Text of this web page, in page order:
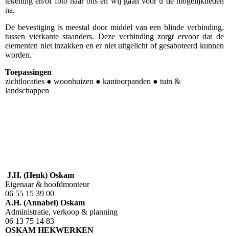
na.
De bevestiging is meestal door middel van een blinde verbinding,
tussen vierkante staanders. Deze verbinding zorgt ervoor dat de
elementen niet inzakken en er niet uitgelicht of gesaboteerd kunnen
worden.
Toepassingen
zichtlocaties ● woonhuizen ● kantoorpanden ● tuin &
landschappen
J.H. (Henk) Oskam
Eigenaar & hoofdmonteur
06 55 15 39 00
A.H. (Annabel) Oskam
Administratie, verkoop & planning
06 13 75 14 83
OSKAM HEKWERKEN